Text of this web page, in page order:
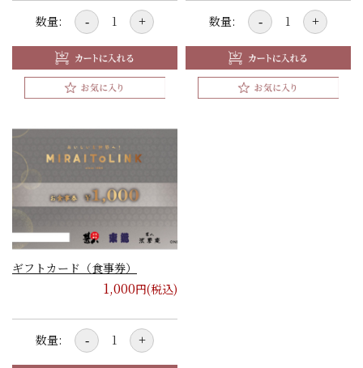
数量: - + 数量: - +
ギフトカード（食事券）
1,000円(税込)
数量: - +